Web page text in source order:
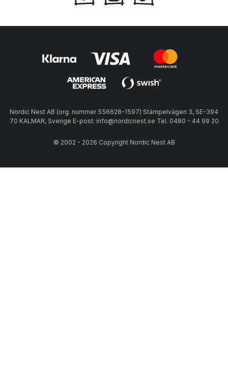
Nordic Nest AB (org. nummer 556628-1597) Stämpelvägen 3, SE-394
70 KALMAR, Sverige E-post: info@nordicnest.se Tel. 0480 - 44 99 20
© 2002 - 2026 Copyright Nordic Nest AB